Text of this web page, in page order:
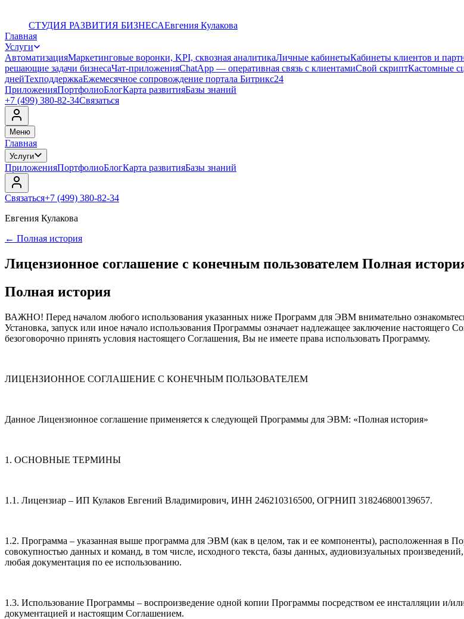
СТУДИЯ РАЗВИТИЯ БИЗНЕСАЕвгения Кулакова
Главная
Услуги
АвтоматизацияМаркетинговые воронки, KPI, сквозная аналитикаЛичные кабинетыКабинеты клиентов и
решающие задачи бизнесаЧат-приложенияChatApp — оперативная связь с клиентамиСвой скриптКастомные
днейТехподдержкаЕжемесячное сопровождение портала Битрикс24
ПриложенияПортфолиоБлогКарта развитияБазы знаний
+7 (499) 380-82-34Связаться
Меню
Главная
Услуги
ПриложенияПортфолиоБлогКарта развитияБазы знаний
Связаться+7 (499) 380-82-34
Евгения Кулакова
← Полная история
Лицензионное соглашение с конечным пользователем Полная
Полная история
ВАЖНО! Перед началом любого использования указанных ниже Программ для ЭВМ внимательно
Установка, запуск или иное начало использования Программы означает надлежащее заключение
безоговорочно принять условия настоящего Соглашения, Вы не имеете права использовать Программу.
ЛИЦЕНЗИОННОЕ СОГЛАШЕНИЕ С КОНЕЧНЫМ ПОЛЬЗОВАТЕЛЕМ
Данное Лицензионное соглашение применяется к следующей Программы для ЭВМ: «Полная история»
1. ОСНОВНЫЕ ТЕРМИНЫ
1.1. Лицензиар – ИП Кулаков Евгений Владимирович, ИНН 246210316500, ОГРНИП 318246800139657.
1.2. Программа – указанная выше программа для ЭВМ (как в целом, так и ее компоненты), расположенная в
совокупностью данных и команд, в том числе, исходного текста, базы данных, аудиовизуальных
любая документация по ее использованию.
1.3. Использование Программы – воспроизведение одной копии Программы посредством ее инсталляции и/
документацией и настоящим Соглашением.